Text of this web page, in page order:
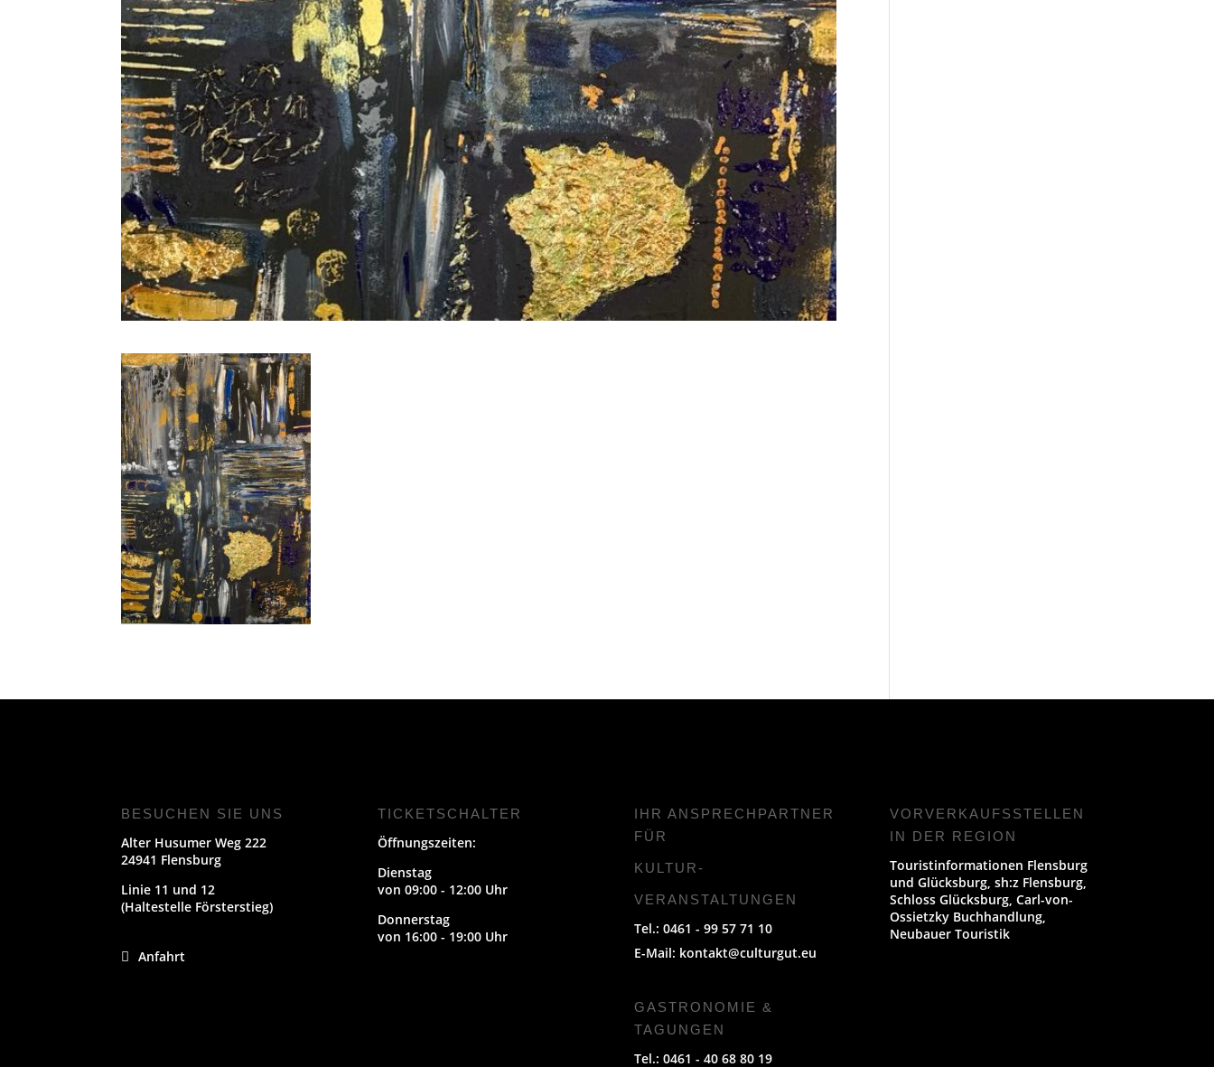
BESUCHEN SIE UNS
Alter Husumer Weg 222
24941 Flensburg
Linie 11 und 12
(Haltestelle Försterstieg)
Anfahrt
TICKETSCHALTER
Öffnungszeiten:
Dienstag
von 09:00 - 12:00 Uhr
Donnerstag
von 16:00 - 19:00 Uhr
IHR ANSPRECHPARTNER
FÜR
KULTUR-
VERANSTALTUNGEN
Tel.: 0461 - 99 57 71 10
E-Mail: kontakt@culturgut.eu
GASTRONOMIE &
TAGUNGEN
Tel.: 0461 - 40 68 80 19
VORVERKAUFS­STELLEN
IN DER REGION
Touristinformationen Flensburg
und Glücksburg, sh:z Flensburg,
Schloss Glücksburg, Carl-von-
Ossietzky Buchhandlung,
Neubauer Touristik